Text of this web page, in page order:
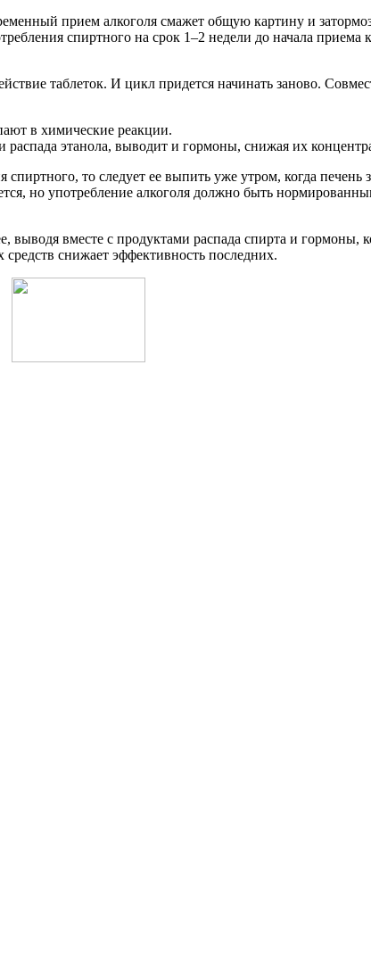
прием алкоголя смажет общую картину и
спиртного на срок 1–2 недели до начала приема
таблеток. И цикл придется начинать заново.
в химические реакции.
распада этанола, выводит и гормоны, снижая их
то следует ее выпить уже утром, когда
но употребление алкоголя должно быть
вместе с продуктами распада спирта и гормоны,
снижает эффективность последних.